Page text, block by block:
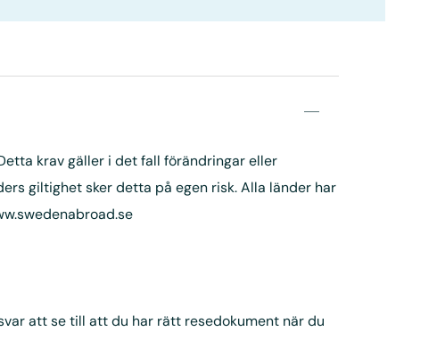
krav gäller i det fall förändringar eller
giltighet sker detta på egen risk. Alla länder har
att se till att du har rätt resedokument när du